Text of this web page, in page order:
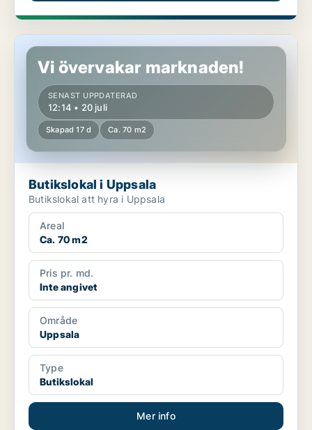
Butikslokal i Uppsala
Vi övervakar marknaden!
SENAST UPPDATERAD
12:14 • 20 juli
Skapad 17 d Ca. 70 m2
Butikslokal i Uppsala
Butikslokal att hyra i Uppsala
Areal
Ca. 70 m2
Pris pr. md.
Inte angivet
Område
Uppsala
Type
Butikslokal
Mer info